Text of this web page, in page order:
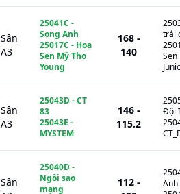
Sân
A3
25041C -
Song Anh
25017C - Hoa
Sen Mỹ Tho
Young
168 -
140
trái
Sen
Sân
A3
25043D-CT
83
25043E -
MYSTEM
146 -
115.2
Đội
Sân
25040D-
Ngôi sao
mạng
112 -
Anh